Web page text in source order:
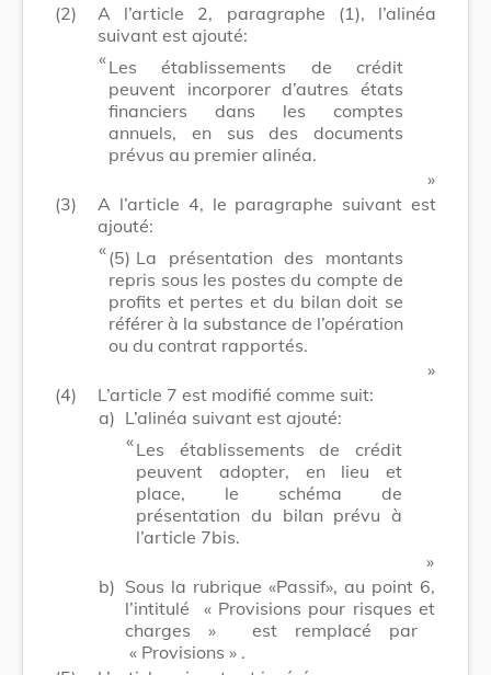
(2)
A l’article 2, paragraphe (1), l’alinéa
suivant est ajouté:
​ «Les établissements de crédit
peuvent incorporer d’autres états
financiers dans les comptes
annuels, en sus des documents
prévus au premier alinéa.
​ »
(3)
A l’article 4, le paragraphe suivant est
ajouté:
​ «(5) La présentation des montants
repris sous les postes du compte de
profits et pertes et du bilan doit se
référer à la substance de l’opération
ou du contrat rapportés.
​ »
(4)
L’article 7 est modifié comme suit:
a) L’alinéa suivant est ajouté:
​ «Les établissements de crédit
peuvent adopter, en lieu et
place, le schéma de
présentation du bilan prévu à
l’article 7bis.
​ »
b) Sous la rubrique «Passif», au point 6,
l’intitulé
« Provisions pour risques et
charges »
est remplacé par
« Provisions » .